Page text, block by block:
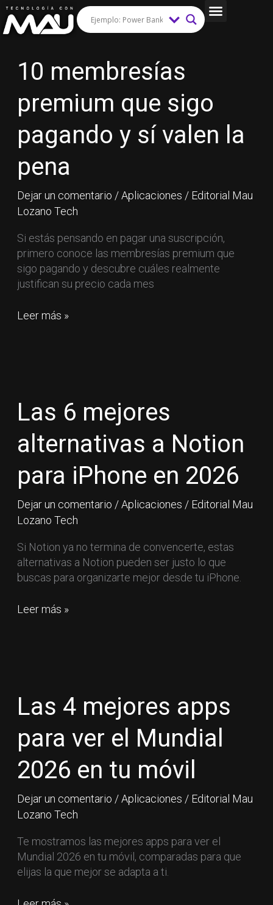
Ir
al
contenido
10 membresías
premium que sigo
pagando y sí valen la
pena
Dejar un comentario /Aplicaciones / Editorial Mau
Lozano Tech
Si estás pensando en pagar una suscripción,
primero conoce las membresías premium que
sigo pagando y descubre cuáles realmente
justifican su precio cada mes
10
membresías
que
pagando
sí
la
pena
Leer más »
Las 6 mejores
alternativas a Notion
para iPhone en 2026
Dejar un comentario /Aplicaciones / Editorial Mau
Lozano Tech
Si Notion ya no termina de convencerte, estas
alternativas a Notion pueden ser justo lo que
buscas para organizarte mejor desde tu iPhone.
mejores
alternativas
Notion
iPhone
2026
Leer más »
Las 4 mejores apps
para ver el Mundial
2026 en tu móvil
Dejar un comentario /Aplicaciones / Editorial Mau
Lozano Tech
Te mostramos las mejores apps para ver el
Mundial 2026 en tu móvil, comparadas para que
elijas la que mejor se adapta a ti.
mejores
apps
ver
el
Mundial
en
tu